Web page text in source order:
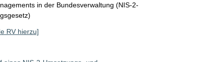
in der Bundesverwaltung (NIS-2-
RV hierzu]